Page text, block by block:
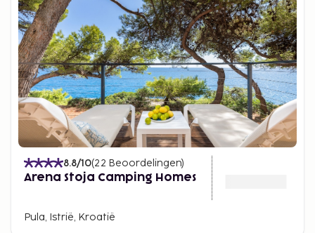
8.8/10(22 Beoordelingen)
Arena Stoja Camping Homes
Pula, Istrië, Kroatië